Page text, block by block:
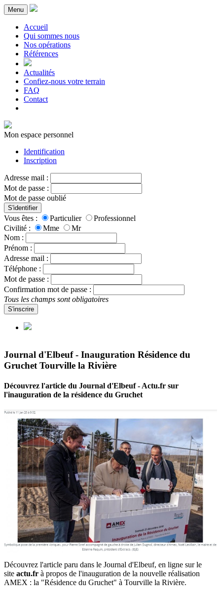
Menu
Accueil
Qui sommes nous
Nos opérations
Références
Actualités
Confiez-nous votre terrain
FAQ
Contact
Mon espace personnel
Identification
Inscription
Adresse mail :
Mot de passe :
Mot de passe oublié
S'identifier
Vous êtes : Particulier
Professionnel
Civilité :
Mme
Mr
Nom :
Prénom :
Adresse mail :
Téléphone :
Mot de passe :
Confirmation mot de passe :
Tous les champs sont obligatoires
S'inscrire
Journal d'Elbeuf - Inauguration Résidence du
Gruchet Tourville la Rivière
Découvrez l'article du Journal d'Elbeuf - Actu.fr sur
l'inauguration de la résidence du Gruchet
Découvrez l'article paru dans le Journal d'Elbeuf, en ligne sur le
site actu.fr à propos de l'inauguration de la nouvelle réalisation
AMEX : la "Résidence du Gruchet" à Tourville la Rivière.